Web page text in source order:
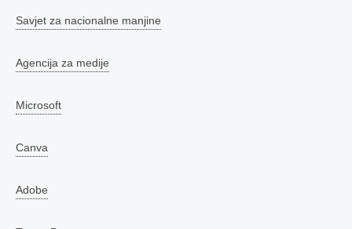
Savjet za nacionalne manjine
Agencija za medije
Microsoft
Canva
Adobe